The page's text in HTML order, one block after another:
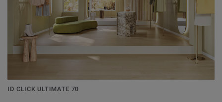
ID CLICK ULTIMATE 70